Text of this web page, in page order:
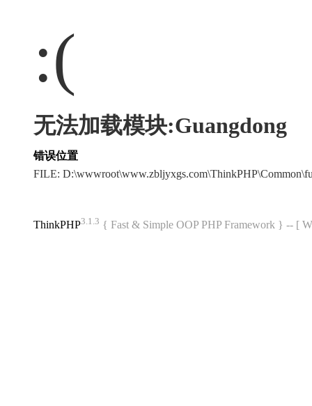
:(
无法加载模块:Guangdong
错误位置
FILE:
ThinkPHP3.1.3 { Fast & Simple OOP PHP Framework } -- [